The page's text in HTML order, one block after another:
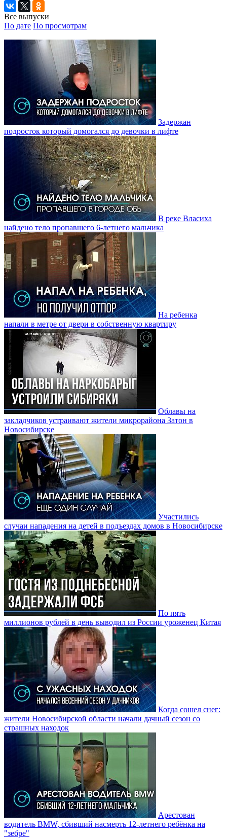
Все выпуски
По дате По просмотрам
Задержан
подросток который домогался до девочки в лифте
В реке Власиха
найдено тело пропавшего 6-летнего мальчика
На ребенка
напали в метре от двери в собственную квартиру
Облавы на
закладчиков устраивают жители микрорайона Затон в
Новосибирске
Участились
случаи нападения на детей в подъездах домов в Новосибирске
По пять
миллионов рублей в день выводил из России уроженец Китая
Когда сошел снег:
жители Новосибирской области начали дачный сезон со
страшных находок
Арестован
водитель BMW, сбивший насмерть 12-летнего ребёнка на
"зебре"